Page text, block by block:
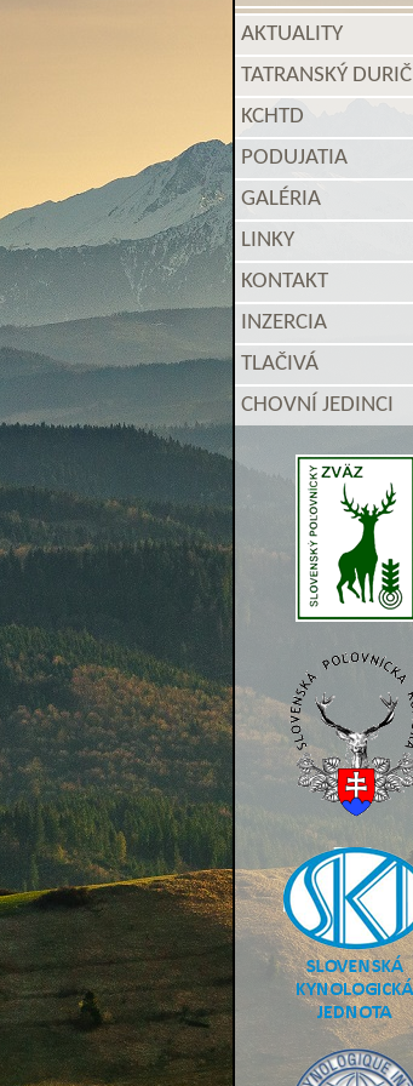
AKTUALITY
TATRANSKÝ DURIČ
KCHTD
PODUJATIA
GALÉRIA
LINKY
KONTAKT
INZERCIA
TLAČIVÁ
CHOVNÍ JEDINCI